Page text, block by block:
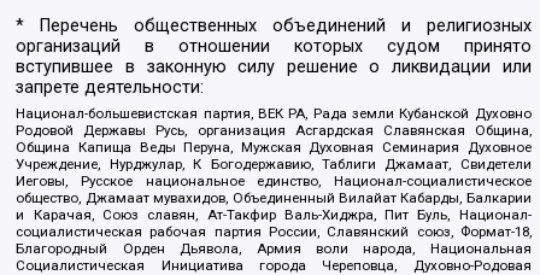
* Перечень общественных объединений и религиозных
организаций в отношении которых судом принято
вступившее в законную силу решение о ликвидации или
запрете деятельности:
Национал-большевистская партия, ВЕК РА, Рада земли Кубанской Духовно
Родовой Державы Русь, организация Асгардская Славянская Община,
Община Капища Веды Перуна, Мужская Духовная Семинария Духовное
Учреждение, Нурджулар, К Богодержавию, Таблиги Джамаат, Свидетели
Иеговы, Русское национальное единство, Национал-социалистическое
общество, Джамаат мувахидов, Объединенный Вилайат Кабарды, Балкарии
и Карачая, Союз славян, Ат-Такфир Валь-Хиджра, Пит Буль, Национал-
социалистическая рабочая партия России, Славянский союз, Формат-18,
Благородный Орден Дьявола, Армия воли народа, Национальная
Социалистическая Инициатива города Череповца, Духовно-Родовая